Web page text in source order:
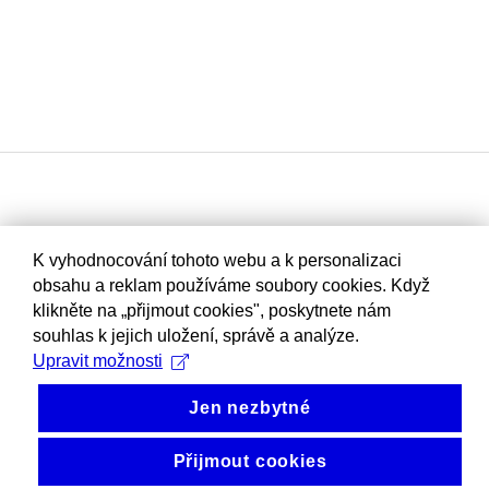
K vyhodnocování tohoto webu a k personalizaci
obsahu a reklam používáme soubory cookies. Když
klikněte na „přijmout cookies", poskytnete nám
souhlas k jejich uložení, správě a analýze.
Upravit možnosti
Jen nezbytné
Přijmout cookies